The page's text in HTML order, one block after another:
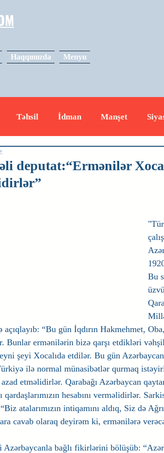
Haqqımızda Menyu
Təhsil İdman Manşet
deputat:“Ermənilər
Bu
“Bu gün İqdırın Hakmehmet,
Bunlar ermənilərin bizə qarşı etdikləri
şeyi Xocalıda etdilər. Bu gün
ilə normal münasibətlər qurmaq
azad etməlidirlər. Qarabağı Azərbaycan
qardaşlarımızın hesabını verməlidirlər.
atalarımızın intiqamını aldıq, Siz də
cavab olaraq deyirəm ki, ermənilərə
bağlı fikirlərini bölüşüb: